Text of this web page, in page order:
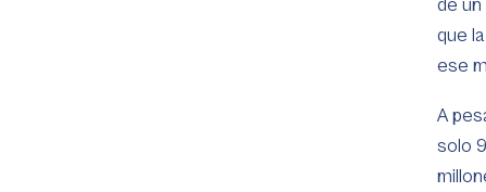
de
que
ese
A
solo